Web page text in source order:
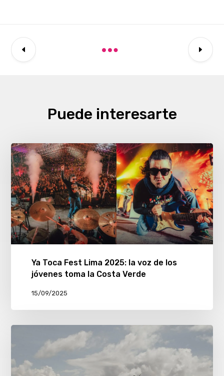
Puede interesarte
Ya Toca Fest Lima 2025: la voz de los
jóvenes toma la Costa Verde
15/09/2025